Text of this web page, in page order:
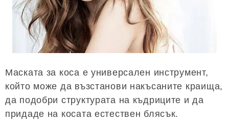
Маската за коса е универсален инструмент,
който може да възстанови накъсаните краища,
да подобри структурата на къдриците и да
придаде на косата естествен блясък.